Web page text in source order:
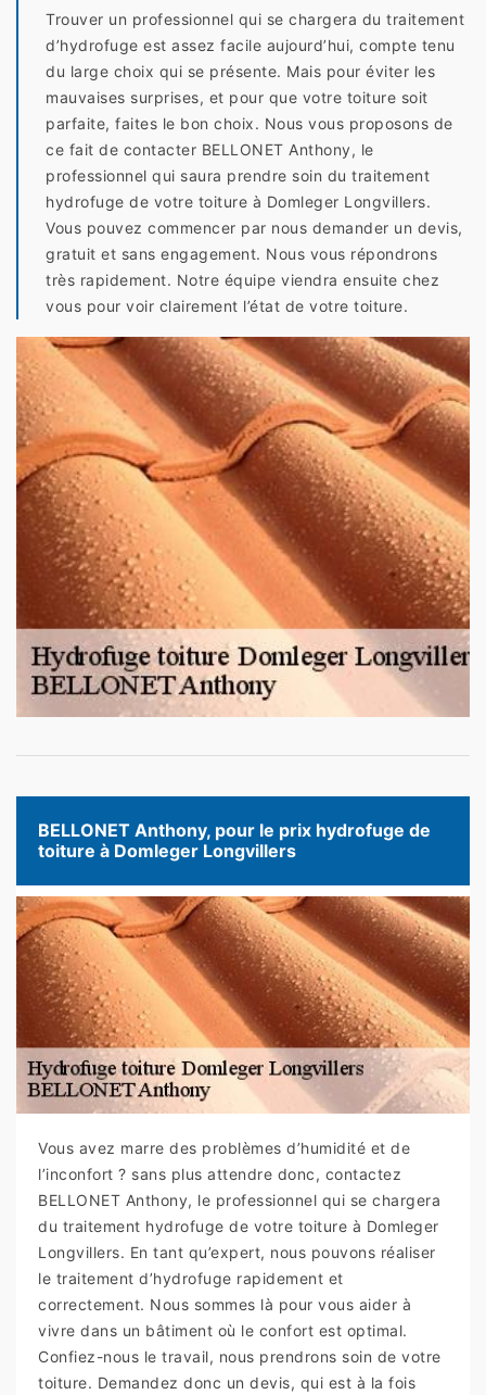
Trouver un professionnel qui se chargera du traitement
d’hydrofuge est assez facile aujourd’hui, compte tenu
du large choix qui se présente. Mais pour éviter les
mauvaises surprises, et pour que votre toiture soit
parfaite, faites le bon choix. Nous vous proposons de
ce fait de contacter BELLONET Anthony, le
professionnel qui saura prendre soin du traitement
hydrofuge de votre toiture à Domleger Longvillers.
Vous pouvez commencer par nous demander un devis,
gratuit et sans engagement. Nous vous répondrons
très rapidement. Notre équipe viendra ensuite chez
vous pour voir clairement l’état de votre toiture.
BELLONET Anthony, pour le prix hydrofuge de
toiture à Domleger Longvillers
Vous avez marre des problèmes d’humidité et de
l’inconfort ? sans plus attendre donc, contactez
BELLONET Anthony, le professionnel qui se chargera
du traitement hydrofuge de votre toiture à Domleger
Longvillers. En tant qu’expert, nous pouvons réaliser
le traitement d’hydrofuge rapidement et
correctement. Nous sommes là pour vous aider à
vivre dans un bâtiment où le confort est optimal.
Confiez-nous le travail, nous prendrons soin de votre
toiture. Demandez donc un devis, qui est à la fois